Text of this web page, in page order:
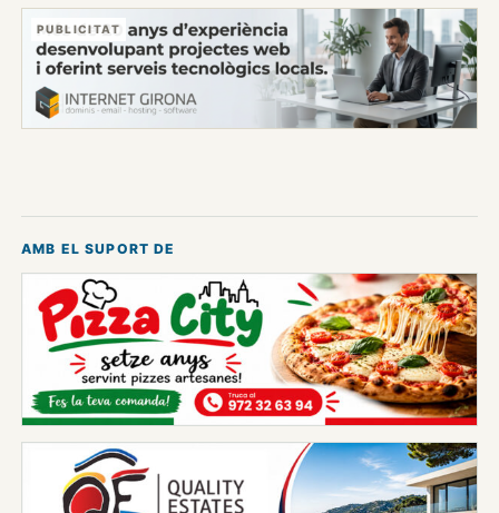
PUBLICITAT
AMB EL SUPORT DE